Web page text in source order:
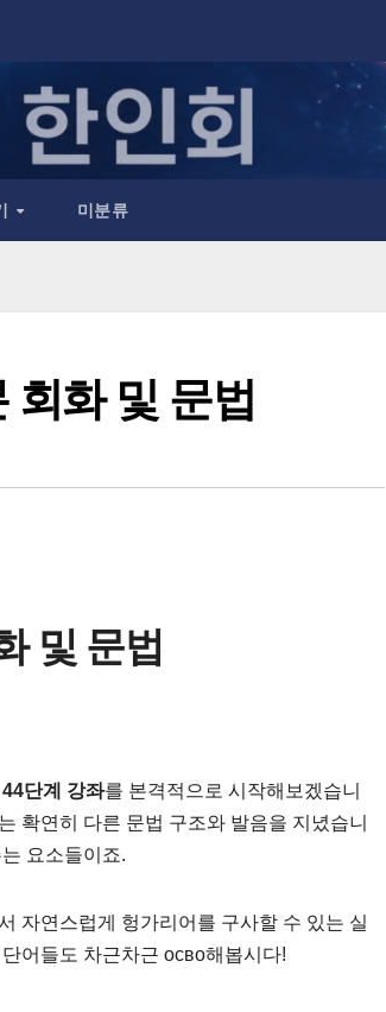
미분류
화 및 문법
및 문법
44단계 강좌를 본격적으로 시작해보겠습니
확연히 다른 문법 구조와 발음을 지녔습니
요소들이죠.
자연스럽게 헝가리어를 구사할 수 있는 실
어들도 차근차근 осво해봅시다!